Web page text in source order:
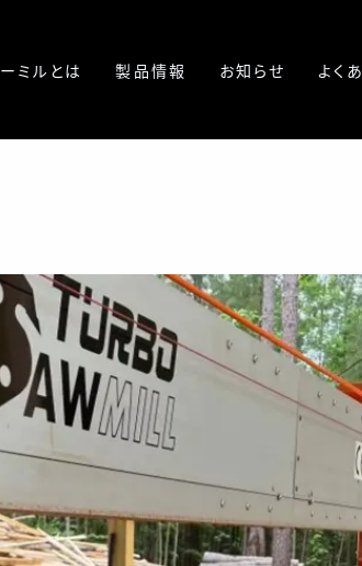
ミルとは
ーミルと他の製材
比較
ーション
ミルの歴史
製品情報
M8-13M
自動スイングブレード製材
機
M12
オプション・消耗品 一覧
お知らせ よく